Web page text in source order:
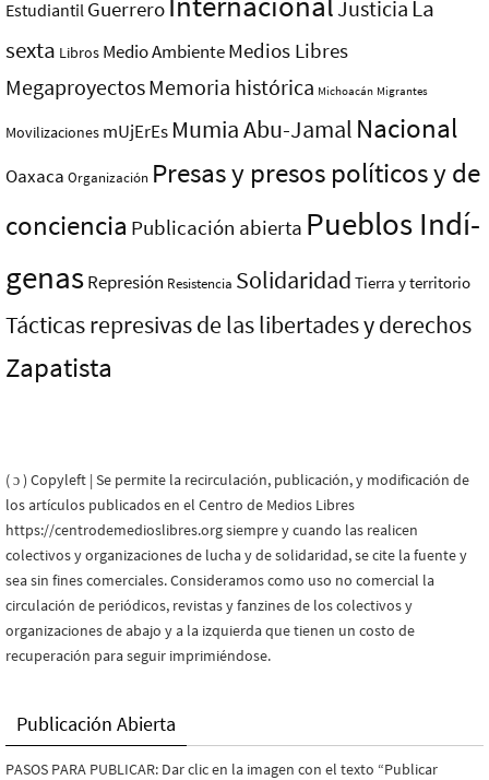
Estudiantil Guerrero Justicia La
sexta Libros Medio AmbienteMedios Libres
MegaproyectosMemoria histórica Michoacán Migrantes
Movilizaciones mUjErEs Mumia Abu-Jamal Nacional
Oaxaca Organización Presas y presos polí­ticos y de
conciencia Publicación abierta Pueblos Indí­
genasRepresión Resistencia Solidaridad Tierra y territorio
Tácticas represivas de las libertades y derechos
Zapatista
( ɔ ) Copyleft | Se permite la recirculación, publicación, y modificación de
los artículos publicados en el Centro de Medios Libres
https://centrodemedioslibres.org siempre y cuando las realicen
colectivos y organizaciones de lucha y de solidaridad, se cite la fuente y
sea sin fines comerciales. Consideramos como uso no comercial la
circulación de periódicos, revistas y fanzines de los colectivos y
organizaciones de abajo y a la izquierda que tienen un costo de
recuperación para seguir imprimiéndose.
Publicación Abierta
PASOS PARA PUBLICAR: Dar clic en la imagen con el texto “Publicar